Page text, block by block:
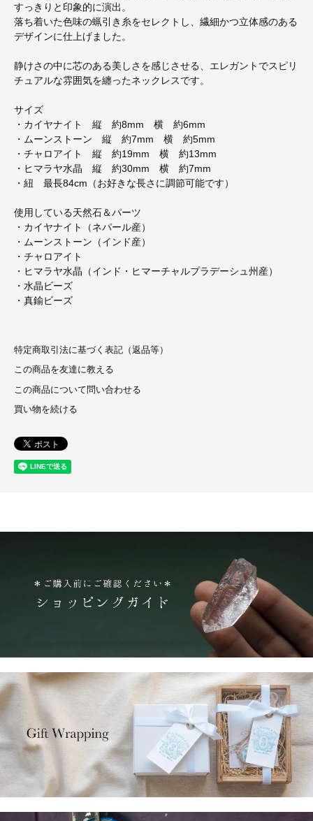
すっきりと印象的に演出。
落ち着いた色味の蝋引き糸をセレクトし、繊細かつ立体感のある
デザインに仕上げました。
静けさの中に芯のある美しさを感じさせる、エレガントでスピリ
チュアルな雰囲気を纏ったネックレスです。
サイズ
・カイヤナイト 縦 約8mm 横 約6mm
・ムーンストーン 縦 約7mm 横 約5mm
・チャロアイト 縦 約19mm 横 約13mm
・ヒマラヤ水晶 縦 約30mm 横 約7mm
・紐 最長84cm（お好きな長さに調節可能です）
使用している天然石＆パーツ
・カイヤナイト（ネパール産）
・ムーンストーン（インド産）
・チャロアイト
・ヒマラヤ水晶（インド・ヒマーチャルプラデーシュ州産）
・水晶ビーズ
・真鍮ビーズ
特定商取引法に基づく表記（返品等）
この商品を友達に教える
この商品について問い合わせる
買い物を続ける